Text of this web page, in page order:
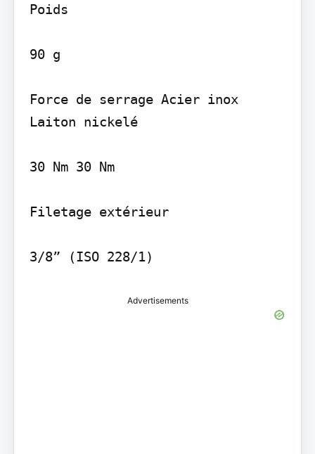
Poids
90 g
Force de serrage Acier inox
Laiton nickelé
30 Nm 30 Nm
Filetage extérieur
Advertisements